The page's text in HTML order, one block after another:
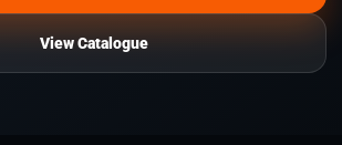
View Catalogue